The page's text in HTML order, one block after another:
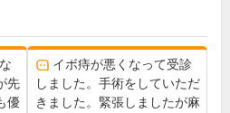
先
優
イボ痔が悪くなって受診
しました。手術をしていただ
きました。緊張しましたが麻